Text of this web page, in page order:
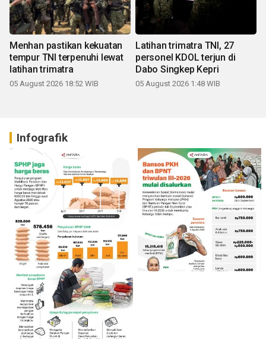
Menhan pastikan kekuatan
tempur TNI terpenuhi lewat
latihan trimatra
05 August 2026 18:52 WIB
Latihan trimatra TNI, 27
personel KDOL terjun di
Dabo Singkep Kepri
05 August 2026 1:48 WIB
Infografik